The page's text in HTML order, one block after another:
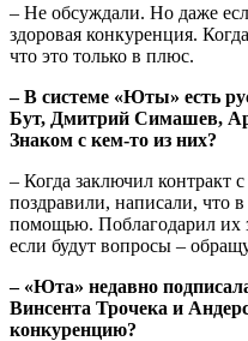
– Не обсуждали. Но даже
здоровая конкуренция.
что это только в плюс.
– В системе «Юты» есть
Бут, Дмитрий Симашев,
Знаком с кем-то из них?
– Когда заключил
поздравили, написали, что в
помощью. Поблагодарил их
если будут вопросы –
– «Юта» недавно
Винсента Трочека и
конкуренцию?